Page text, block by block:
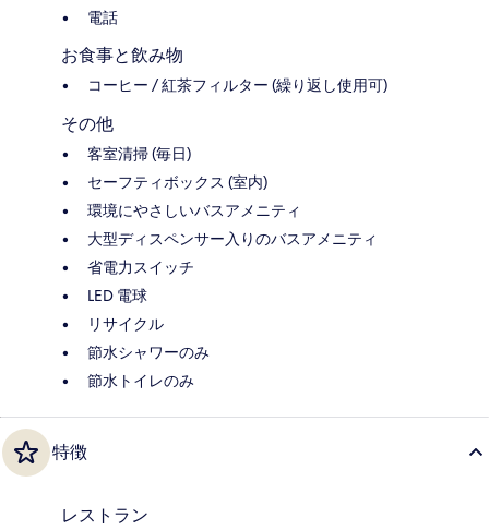
電話
お食事と飲み物
コーヒー / 紅茶フィルター (繰り返し使用可)
その他
客室清掃 (毎日)
セーフティボックス (室内)
環境にやさしいバスアメニティ
大型ディスペンサー入りのバスアメニティ
省電力スイッチ
LED 電球
リサイクル
節水シャワーのみ
節水トイレのみ
特徴
レストラン